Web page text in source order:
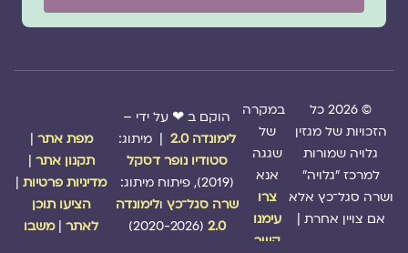
© 2026 כל
הזכויות של מגזין
גלויה שמורות
למרכז "גלויה"
ושרה סגל־כץ אלא
אם צויין אחרת |
במקרה
של
שגגה
אנא
צרו
עימנו
קשר
הוקם ב ❤ על ידי –
לימונדה 2.0
| מיתוג:
סטודיו נופר דסקל
שרה סגל־כץולימונדה
2.0
(2020-2026)
מפת אתר|
תקנון אתר|
מדיניות פרטיות|
הציעו תוכן
לאתר| משבו